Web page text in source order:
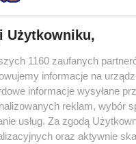
przy oglądaniu są
Użytkowniku,
1160 zaufanych
informacje na
informacje wysyłane
reklam, wybór
usług. Za zgodą
oraz aktywnie